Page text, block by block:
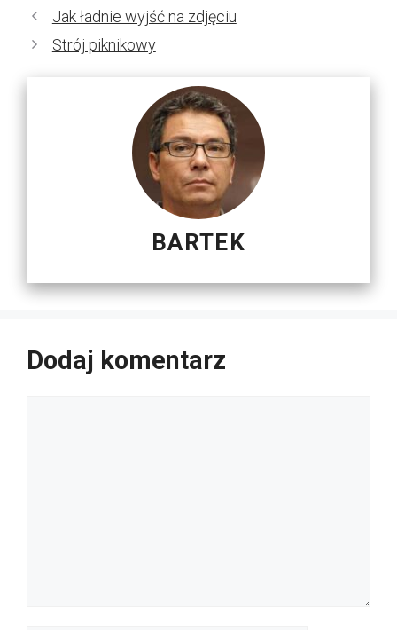
Jak ładnie wyjść na zdjęciu
Strój piknikowy
BARTEK
Dodaj komentarz